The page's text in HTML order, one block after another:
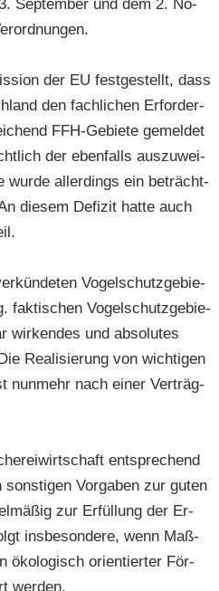
Sep­tem­ber und dem 2. No­
der EU fest­ge­stellt, dass
den fach­li­chen Er­for­der­
FFH-​Gebiete ge­mel­det
der eben­falls aus­zu­wei­
wurde al­ler­dings ein be­trächt­
die­sem De­fi­zit hatte auch
Vo­gel­schutz­ge­bie­
fak­ti­schen Vo­gel­schutz­ge­bie­
wir­ken­des und ab­so­lu­tes
Rea­li­sie­rung von wich­ti­gen
nun­mehr nach einer Ver­träg­
ent­spre­chend
Vor­ga­ben zur guten
zur Er­fül­lung der Er­
ins­be­son­de­re, wenn Maß­
öko­lo­gisch ori­en­tier­ter För­
wer­den.